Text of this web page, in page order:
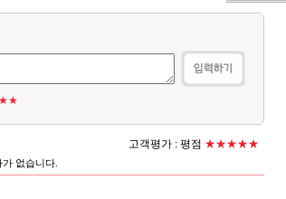
고객평가 : 평점 ★★★★★
없습니다.